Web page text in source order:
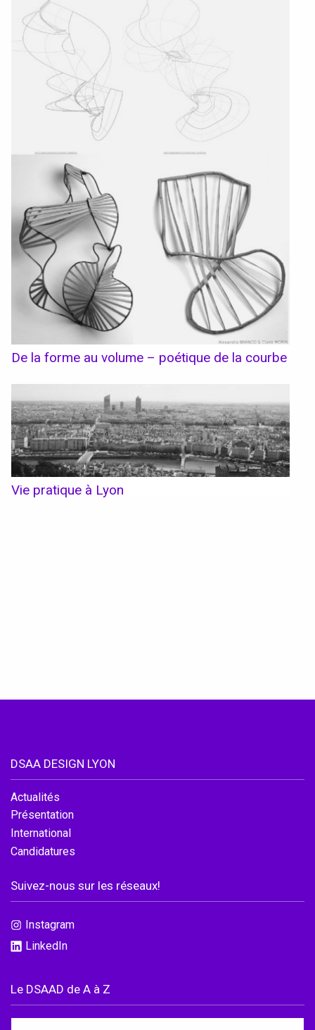
Accéder au site officiel de l'école
De la forme au volume – poétique de la courbe
Vie pratique à Lyon
DSAA DESIGN LYON
Actualités
Présentation
International
Candidatures
Suivez-nous sur les réseaux!
Instagram
LinkedIn
Le DSAAD de A à Z